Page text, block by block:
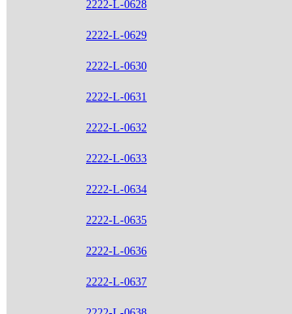
2222-L-0628
2222-L-0629
2222-L-0630
2222-L-0631
2222-L-0632
2222-L-0633
2222-L-0634
2222-L-0635
2222-L-0636
2222-L-0637